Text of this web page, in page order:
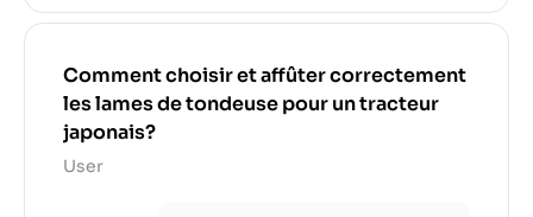
Comment choisir et affûter correctement
les lames de tondeuse pour un tracteur
japonais?
User